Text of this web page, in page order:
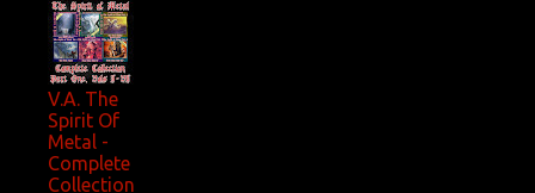
V.A. The
Spirit Of
Metal -
Complete
Collection